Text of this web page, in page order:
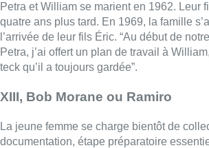
Petra et William se marient en 1962. Leur
quatre ans plus tard. En 1969, la famille
l’arrivée de leur fils Éric. “Au début de
Petra, j’ai offert un plan de travail à
teck qu’il a toujours gardée”.
XIII, Bob Morane ou Ramiro
La jeune femme se charge bientôt de
documentation, étape préparatoire